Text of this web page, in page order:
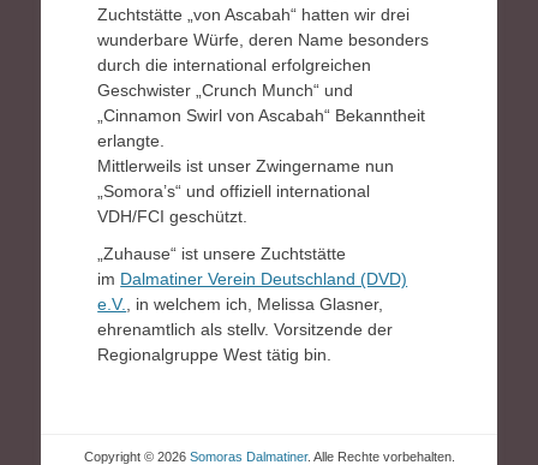
Zuchtstätte „von Ascabah“ hatten wir drei
wunderbare Würfe, deren Name besonders
durch die international erfolgreichen
Geschwister „Crunch Munch“ und
„Cinnamon Swirl von Ascabah“ Bekanntheit
erlangte.
Mittlerweils ist unser Zwingername nun
„Somora’s“ und offiziell international
VDH/FCI geschützt.
„Zuhause“ ist unsere Zuchtstätte
im Dalmatiner Verein Deutschland (DVD)
e.V.
, in welchem ich, Melissa Glasner,
ehrenamtlich als stellv. Vorsitzende der
Regionalgruppe West tätig bin.
Copyright © 2026 Somoras Dalmatiner. Alle Rechte vorbehalten.